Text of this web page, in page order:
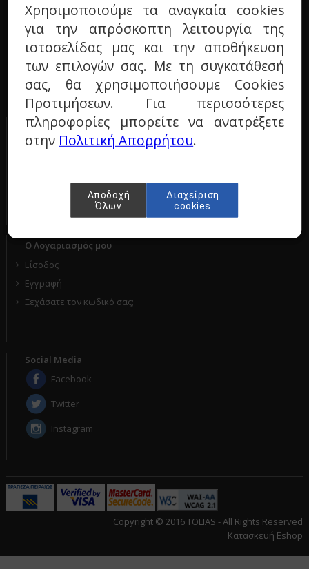
Η ΕΤΑΙΡΙΑ
Σχετικά με μας
Όροι χρήσης
Πολιτική προστασίας
Τεχνικά ερωτήματα
Επικοινωνία
ΠΑΡΑΓΓΕΛΙΕΣ & ΕΠΙΣΤΡΟΦΕΣ
Τρόποι πληρωμής
Πολιτική επιστροφών
Ο Λογαριασμός μου
Είσοδος
Εγγραφή
Ξεχάσατε τον κωδικό σας;
Social Media
Facebook
Twitter
Instagram
Copyright © 2016 TOLIAS - All Rights Reserved
Κατασκευή Eshop
Χρησιμοποιούμε τα αναγκαία cookies
για την απρόσκοπτη λειτουργία της
ιστοσελίδας μας και την αποθήκευση
των επιλογών σας. Με τη συγκατάθεσή
σας, θα χρησιμοποιήσουμε Cookies
Προτιμήσεων. Για περισσότερες
πληροφορίες μπορείτε να ανατρέξετε
στην Πολιτική Απορρήτου.
Αποδοχή
Όλων
Διαχείριση
cookies